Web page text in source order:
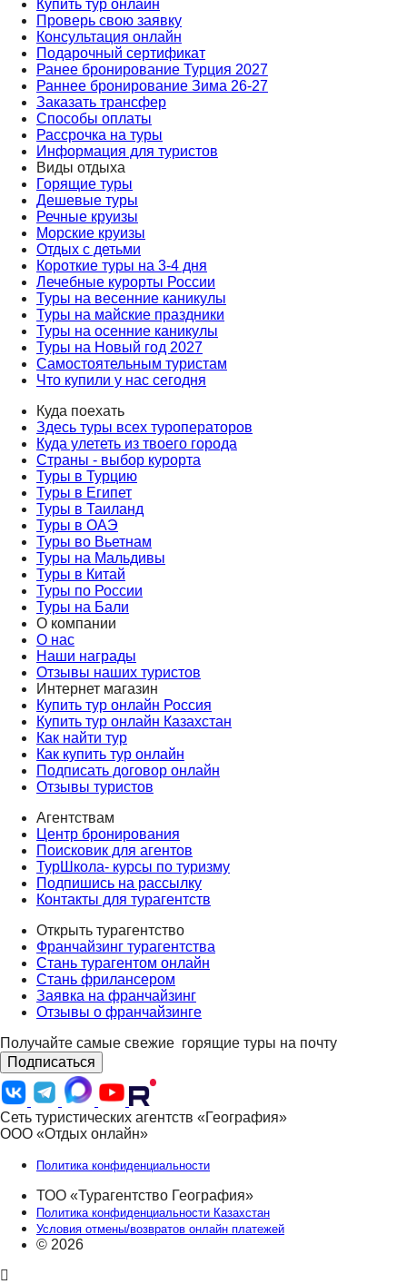
Купить тур онлайн
Проверь свою заявку
Консультация онлайн
Подарочный сертификат
Ранее бронирование Турция 2027
Раннее бронирование Зима 26-27
Заказать трансфер
Способы оплаты
Рассрочка на туры
Информация для туристов
Виды отдыха
Горящие туры
Дешевые туры
Речные круизы
Морские круизы
Отдых с детьми
Короткие туры на 3-4 дня
Лечебные курорты России
Туры на весенние каникулы
Туры на майские праздники
Туры на осенние каникулы
Туры на Новый год 2027
Самостоятельным туристам
Что купили у нас сегодня
Куда поехать
Здесь туры всех туроператоров
Куда улететь из твоего города
Страны - выбор курорта
Туры в Турцию
Туры в Египет
Туры в Таиланд
Туры в ОАЭ
Туры во Вьетнам
Туры на Мальдивы
Туры в Китай
Туры по России
Туры на Бали
О компании
О нас
Наши награды
Отзывы наших туристов
Интернет магазин
Купить тур онлайн Россия
Купить тур онлайн Казахстан
Как найти тур
Как купить тур онлайн
Подписать договор онлайн
Отзывы туристов
Агентствам
Центр бронирования
Поисковик для агентов
ТурШкола- курсы по туризму
Подпишись на рассылку
Контакты для турагентств
Открыть турагентство
Франчайзинг турагентства
Стань турагентом онлайн
Стань фрилансером
Заявка на франчайзинг
Отзывы о франчайзинге
Получайте самые свежие горящие туры на почту
Подписаться
Сеть туристических агентств «География»
ООО «Отдых онлайн»
Политика конфиденциальности
ТОО «Турагентство География»
Политика конфиденциальности Казахстан
Условия отмены/возвратов онлайн платежей
© 2026